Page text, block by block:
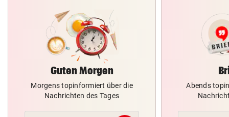
Guten Morgen
Morgens topinformiert über die
Nachrichten des Tages
Abends